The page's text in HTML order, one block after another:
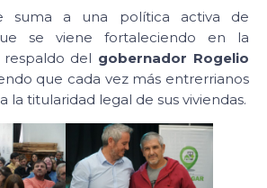
suma a una política activa de
se viene fortaleciendo en la
del gobernador Rogelio
que cada vez más entrerrianos
la titularidad legal de sus viviendas.